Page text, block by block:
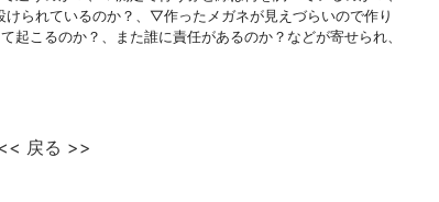
られているのか？、▽作ったメガネが見えづらいので作り
起こるのか？、また誰に責任があるのか？などが寄せられ、
戻る >>